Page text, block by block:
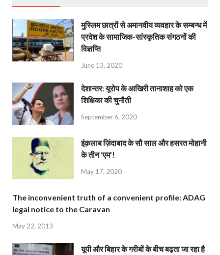
मुस्लिम छात्रों से अमानवीय व्यवहार के सम्बन्ध में
प्रदेश के सामाजिक-सांस्कृतिक संगठनों की
विज्ञप्ति
June 13, 2020
देशान्‍तर: यूरोप के आखिरी तानाशाह को एक
शिक्षिका की चुनौती
September 6, 2020
इंक़लाब ज़िंदाबाद के सौ साल और हसरत मोहानी
के तीन ‘एम’!
May 17, 2020
The inconvenient truth of a convenient profile: ADAG
legal notice to the Caravan
May 22, 2013
यूपी और बिहार के गरीबों के बीच बढ़ता जा रहा है